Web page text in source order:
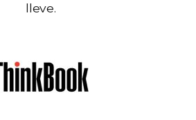
lleve.